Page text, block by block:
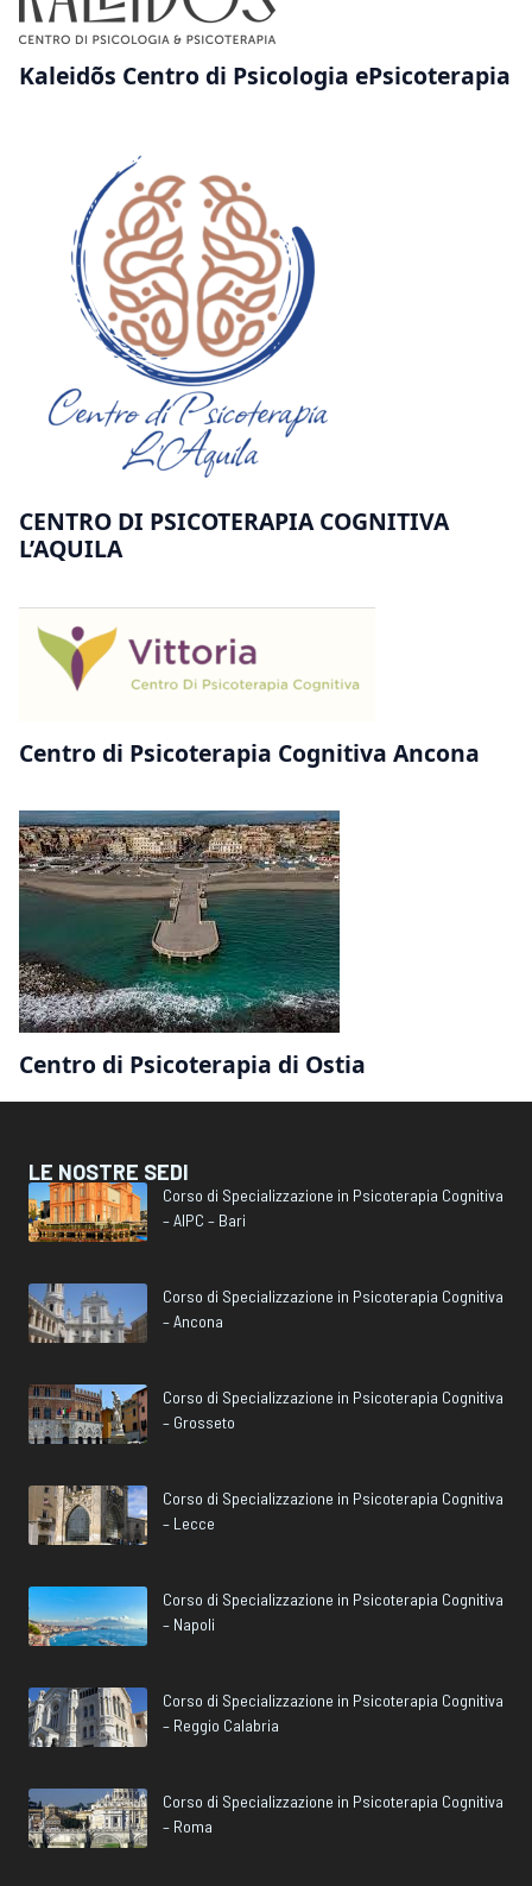
Kaleidõs Centro di Psicologia ePsicoterapia
CENTRO DI PSICOTERAPIA COGNITIVA
L’AQUILA
Centro di Psicoterapia Cognitiva Ancona
Centro di Psicoterapia di Ostia
LE NOSTRE SEDI
Corso di Specializzazione in Psicoterapia Cognitiva
– AIPC – Bari
Corso di Specializzazione in Psicoterapia Cognitiva
– Ancona
Corso di Specializzazione in Psicoterapia Cognitiva
– Grosseto
Corso di Specializzazione in Psicoterapia Cognitiva
– Lecce
Corso di Specializzazione in Psicoterapia Cognitiva
– Napoli
Corso di Specializzazione in Psicoterapia Cognitiva
– Reggio Calabria
Corso di Specializzazione in Psicoterapia Cognitiva
– Roma